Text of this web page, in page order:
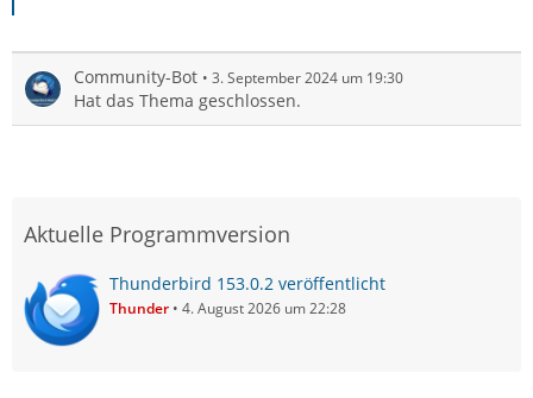
Community-Bot 3. September 2024 um 19:30
Hat das Thema geschlossen.
Aktuelle Programmversion
Thunderbird 153.0.2 veröffentlicht
Thunder 4. August 2026 um 22:28